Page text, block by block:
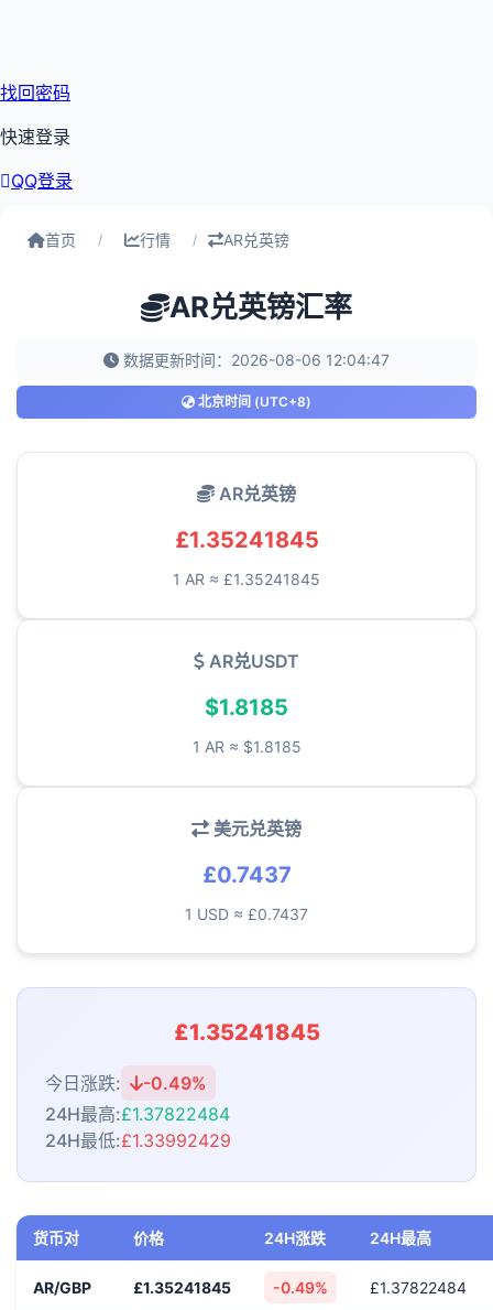
找回密码
快速登录
QQ登录
首页 / 行情 / AR兑英镑
AR兑英镑汇率
数据更新时间：2026-08-06 12:04:47
北京时间 (UTC+8)
AR兑英镑
£1.35241845
1 AR ≈ £1.35241845
AR兑USDT
$1.8185
1 AR ≈ $1.8185
美元兑英镑
£0.7437
1 USD ≈ £0.7437
£1.35241845
今日涨跌:
-0.49%
24H最高:£1.37822484
24H最低:£1.33992429
货币对 价格 24H涨跌 24H最高
AR/GBP £1.35241845 -0.49% £1.37822484